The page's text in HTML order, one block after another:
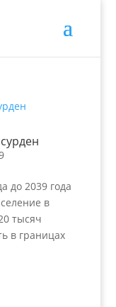
до 2039 года
в
тысяч
в границах